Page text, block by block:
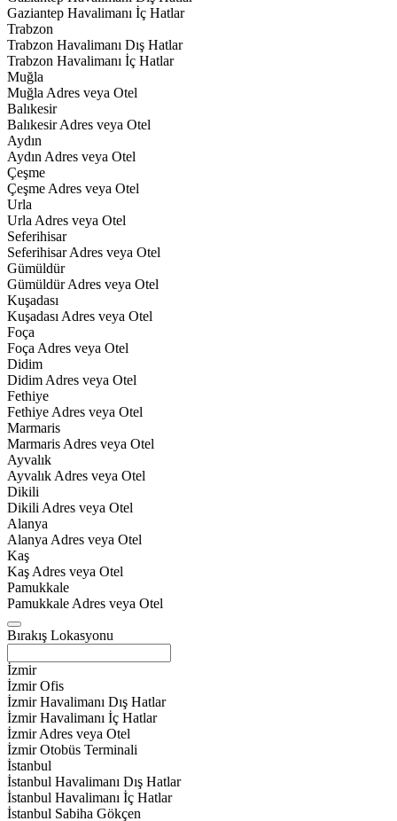
Gaziantep Havalimanı İç Hatlar
Trabzon
Trabzon Havalimanı Dış Hatlar
Trabzon Havalimanı İç Hatlar
Muğla
Muğla Adres veya Otel
Balıkesir
Balıkesir Adres veya Otel
Aydın
Aydın Adres veya Otel
Çeşme
Çeşme Adres veya Otel
Urla
Urla Adres veya Otel
Seferihisar
Seferihisar Adres veya Otel
Gümüldür
Gümüldür Adres veya Otel
Kuşadası
Kuşadası Adres veya Otel
Foça
Foça Adres veya Otel
Didim
Didim Adres veya Otel
Fethiye
Fethiye Adres veya Otel
Marmaris
Marmaris Adres veya Otel
Ayvalık
Ayvalık Adres veya Otel
Dikili
Dikili Adres veya Otel
Alanya
Alanya Adres veya Otel
Kaş
Kaş Adres veya Otel
Pamukkale
Pamukkale Adres veya Otel
Bırakış Lokasyonu
İzmir
İzmir Ofis
İzmir Havalimanı Dış Hatlar
İzmir Havalimanı İç Hatlar
İzmir Adres veya Otel
İzmir Otobüs Terminali
İstanbul
İstanbul Havalimanı Dış Hatlar
İstanbul Havalimanı İç Hatlar
İstanbul Sabiha Gökçen